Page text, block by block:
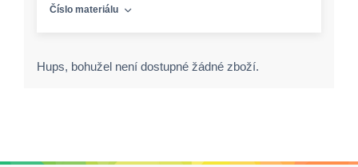
Číslo materiálu
Hups, bohužel není dostupné žádné zboží.